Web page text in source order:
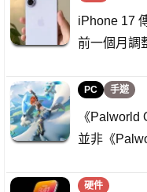
iPhone 17
前一個月調
PC 手遊
《
並非《
硬件